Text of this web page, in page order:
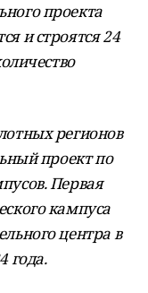
проекта
и строятся 24
регионов
проект по
Первая
кампуса
центра в
года.